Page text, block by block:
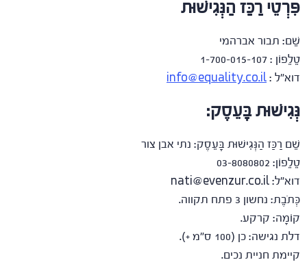
פִּרְטֵי רַכַּז הַנְּגִישׁוּת
שֵׁם: תבור אברהמי
טֵלֵפוֹן : 1-700-015-107
דוא”ל : info@equality.co.il
נְּגִישׁוּת בָּעֵסֶק:
שֵׁם רַכַּז הַנְּגִישׁוּת בָּעֵסֶק: נתי אבן צור
טֵלֵפוֹן: 03-8080802
דוא”ל: nati@evenzur.co.il
כְּתֹבֶת: נחשון 3 פתח תקווה.
קוֹמָה: קרקע.
דלת נגישה: כן (100 ס"מ +).
קיימת חניית נכים.